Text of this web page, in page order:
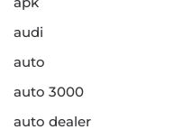
audi
auto
auto 3000
auto dealer